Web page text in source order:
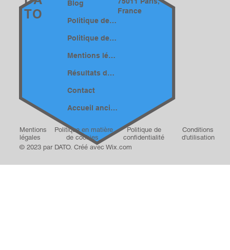
TO
Blog
Politique de confidentialité
Politique de cookies
Mentions légales
Résultats de recherche
Contact
Accueil ancien
France
Mentions
légales
Politique en matière
de cookies
Politique de
confidentialité
Conditions
d'utilisation
© 2023 par DATO. Créé avec Wix.com